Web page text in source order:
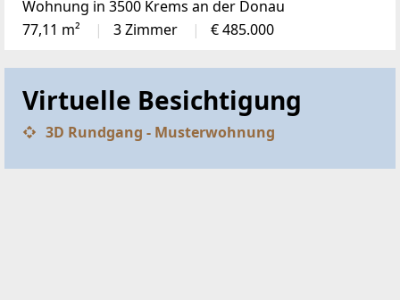
Wohnung in 3500 Krems an der Donau
77,11 m²
3 Zimmer € 485.000
Virtuelle Besichtigung
3D Rundgang - Musterwohnung